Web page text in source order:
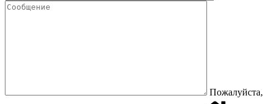
Пожалуйста,